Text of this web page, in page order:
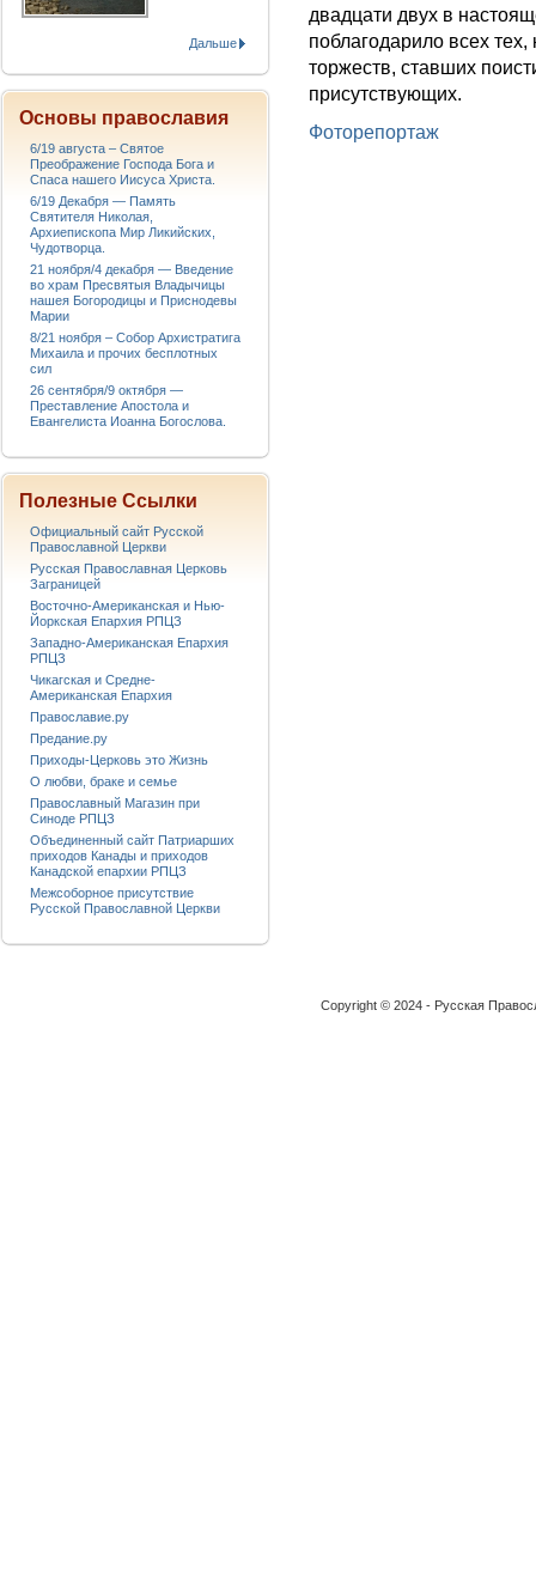
двадцати двух в
поблагодарило всех
торжеств, ставших
присутствующих.
Фоторепортаж
Дальше
Основы православия
6/19 августа – Святое
Преображение Господа Бога и
Спаса нашего Иисуса Христа.
6/19 Декабря — Память
Святителя Николая,
Архиепископа Мир Ликийских,
Чудотворца.
21 ноября/4 декабря — Введение
во храм Пресвятыя Владычицы
нашея Богородицы и Приснодевы
Марии
8/21 ноября – Собор Архистратига
Михаила и прочих бесплотных
сил
26 сентября/9 октября —
Преставление Апостола и
Евангелиста Иоанна Богослова.
Полезные Ссылки
Официальный сайт Русской
Православной Церкви
Русская Православная Церковь
Заграницей
Восточно-Американская и Нью-
Йоркская Епархия РПЦЗ
Западно-Американская Епархия
РПЦЗ
Чикагская и Средне-
Американская Епархия
Православие.ру
Предание.ру
Приходы-Церковь это Жизнь
О любви, браке и семье
Православный Магазин при
Синоде РПЦЗ
Объединенный сайт Патриарших
приходов Канады и приходов
Канадской епархии РПЦЗ
Межсоборное присутствие
Русской Православной Церкви
Copyright © 2024 - Русская